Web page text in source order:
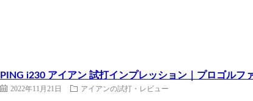
PING i230 アイアン 試打インプレッション｜プロゴルフ
2022年11月21日 アイアンの試打・レビュー